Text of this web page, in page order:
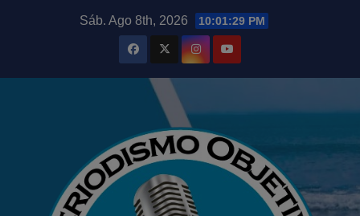
Sáb. Ago 8th, 2026 10:01:30 PM
modal-check